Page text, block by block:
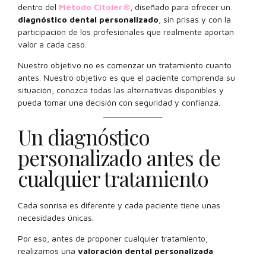
dentro del Método Citoler® , diseñado para ofrecer un
diagnóstico dental personalizado , sin prisas y con la
participación de los profesionales que realmente aportan
valor a cada caso.
Nuestro objetivo no es comenzar un tratamiento cuanto
antes. Nuestro objetivo es que el paciente comprenda su
situación, conozca todas las alternativas disponibles y
pueda tomar una decisión con seguridad y confianza.
Un diagnóstico
personalizado antes de
cualquier tratamiento
Cada sonrisa es diferente y cada paciente tiene unas
necesidades únicas.
Por eso, antes de proponer cualquier tratamiento,
realizamos una valoración dental personalizada